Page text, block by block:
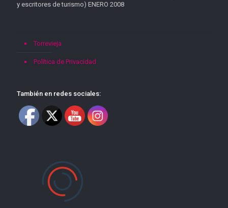
y escritores de turismo) ENERO 2008
Torrevieja
Política de Privacidad
También en redes sociales: